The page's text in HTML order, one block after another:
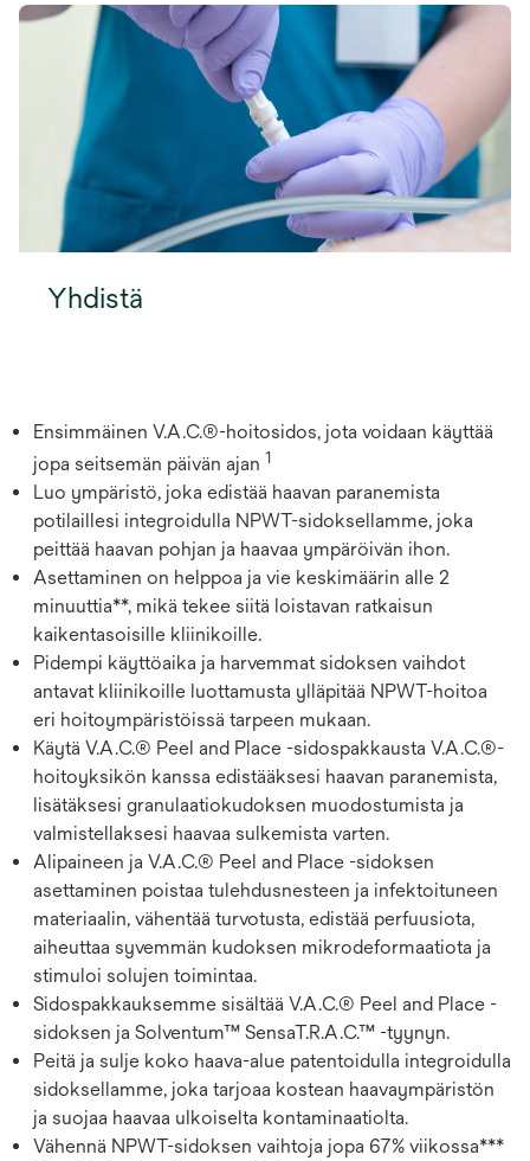
Yhdistä
Ensimmäinen V.A.C.®-hoitosidos, jota voidaan käyttää
jopa seitsemän päivän ajan 1
Luo ympäristö, joka edistää haavan paranemista
potilaillesi integroidulla NPWT-sidoksellamme, joka
peittää haavan pohjan ja haavaa ympäröivän ihon.
Asettaminen on helppoa ja vie keskimäärin alle 2
minuuttia**, mikä tekee siitä loistavan ratkaisun
kaikentasoisille kliinikoille.
Pidempi käyttöaika ja harvemmat sidoksen vaihdot
antavat kliinikoille luottamusta ylläpitää NPWT-hoitoa
eri hoitoympäristöissä tarpeen mukaan.
Käytä V.A.C.® Peel and Place -sidospakkausta V.A.C.®-
hoitoyksikön kanssa edistääksesi haavan paranemista,
lisätäksesi granulaatiokudoksen muodostumista ja
valmistellaksesi haavaa sulkemista varten.
Alipaineen ja V.A.C.® Peel and Place -sidoksen
asettaminen poistaa tulehdusnesteen ja infektoituneen
materiaalin, vähentää turvotusta, edistää perfuusiota,
aiheuttaa syvemmän kudoksen mikrodeformaatiota ja
stimuloi solujen toimintaa.
Sidospakkauksemme sisältää V.A.C.® Peel and Place -
sidoksen ja Solventum™ SensaT.R.A.C.™ -tyynyn.
Peitä ja sulje koko haava-alue patentoidulla integroidulla
sidoksellamme, joka tarjoaa kostean haavaympäristön
ja suojaa haavaa ulkoiselta kontaminaatiolta.
Vähennä NPWT-sidoksen vaihtoja jopa 67% viikossa***